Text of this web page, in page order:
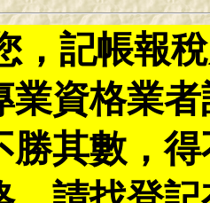
，記帳報
業資格業
勝其數，